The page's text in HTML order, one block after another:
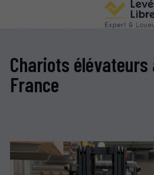
Chariots élévateurs
France